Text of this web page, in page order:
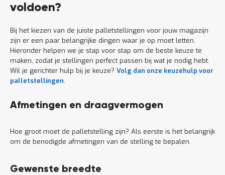
voldoen?
Bij het kiezen van de juiste palletstellingen voor jouw magazijn
zijn er een paar belangrijke dingen waar je op moet letten.
Hieronder helpen we je stap voor stap om de beste keuze te
maken, zodat je stellingen perfect passen bij wat je nodig hebt.
Wil je gerichter hulp bij je keuze? Volg dan onze keuzehulp voor
palletstellingen.
Afmetingen en draagvermogen
Hoe groot moet de palletstelling zijn? Als eerste is het belangrijk
om de benodigde afmetingen van de stelling te bepalen.
Gewenste breedte